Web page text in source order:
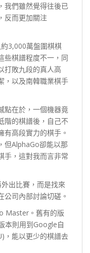
我們雖然覺得往後已
反而更加關注
3,000萬盤圍棋棋
些棋譜程度不一，同
打敗九段的真人高
，以及南韓職業棋手
點在於，一個機器竟
階的棋譜後，自己不
有高段實力的棋手。
但AlphaGo卻能以那
手，這對我而言非常
出比賽，而是找來
司內部討論切磋。
Master。舊有的版
本則用到Google自
，能以更少的棋譜去